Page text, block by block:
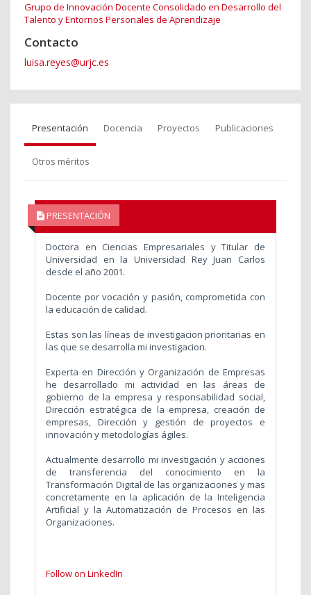
Grupo de Innovación Docente Consolidado en Desarrollo del
Talento y Entornos Personales de Aprendizaje
Contacto
luisa.reyes@urjc.es
Presentación Docencia Proyectos Publicaciones
Otros méritos
PRESENTACIÓN
Doctora en Ciencias Empresariales y Titular de
Universidad en la Universidad Rey Juan Carlos
desde el año 2001.
Docente por vocación y pasión, comprometida con
la educación de calidad.
Estas son las líneas de investigacion prioritarias en
las que se desarrolla mi investigacion.
Experta en Dirección y Organización de Empresas
he desarrollado mi actividad en las áreas de
gobierno de la empresa y responsabilidad social,
Dirección estratégica de la empresa, creación de
empresas, Dirección y gestión de proyectos e
innovación y metodologías ágiles.
Actualmente desarrollo mi investigación y acciones
de transferencia del conocimiento en la
Transformación Digital de las organizaciones y mas
concretamente en la aplicación de la Inteligencia
Artificial y la Automatización de Procesos en las
Organizaciones.
Follow on LinkedIn